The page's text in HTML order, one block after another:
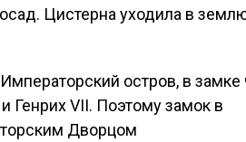
Цистерна уходила в
остров, в замке
Генрих VII. Поэтому замок в
Дворцом